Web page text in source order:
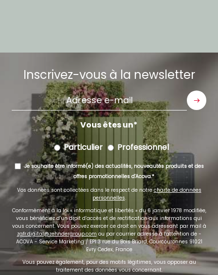
Inscrivez-vous à la newsletter
Adresse
e-
mail
Vous êtes un
Particulier
Professionnel
Je souhaite être informé(e) des actualités, nouveautés produits et des
offres promotionnelles d'Acova.
Vos données sont collectées dans le respect de notre charte de données
personnelles.
Conformément à la loi « informatique et libertés » du 6 janvier 1978 modifiée,
vous bénéficiez d’un droit d’accès et de rectification aux informations qui
vous concernent. Vous pouvez exercer ce droit en vous adressant par mail à
zgfr.digital@zehndergroup.com ou par courrier adressé à l'attention de -
ACOVA - Service Marketing / EPI 3 rue du Bois Briard, Courcouronnes 91021
Evry Cedex, France
Vous pouvez également, pour des motifs légitimes, vous opposer au
traitement des données vous concernant.